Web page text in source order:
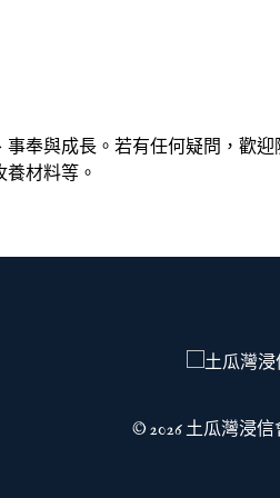
奉與成長。若有任何疑問，歡
材料等。
© 2026 土瓜灣浸